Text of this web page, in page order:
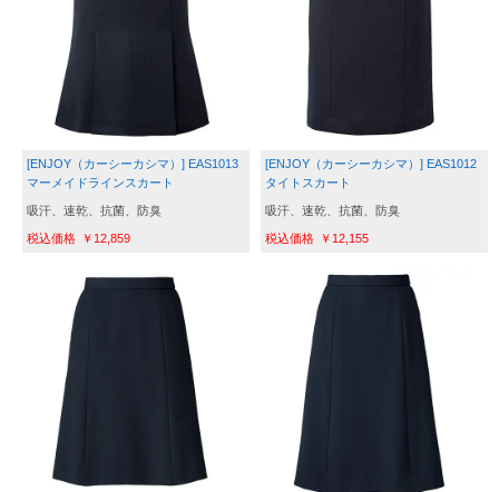
[ENJOY（カーシーカシマ）] EAS1013
マーメイドラインスカート
吸汗、速乾、抗菌、防臭
￥12,859
[ENJOY（カーシーカシマ）] EAS1012
タイトスカート
吸汗、速乾、抗菌、防臭
￥12,155